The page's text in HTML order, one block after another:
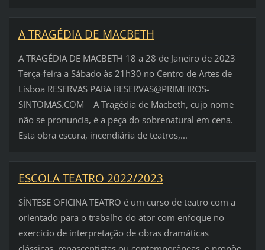
A TRAGÉDIA DE MACBETH
A TRAGÉDIA DE MACBETH 18 a 28 de Janeiro de 2023
Terça-feira a Sábado às 21h30 no Centro de Artes de
Lisboa RESERVAS PARA RESERVAS@PRIMEIROS-
SINTOMAS.COM A Tragédia de Macbeth, cujo nome
não se pronuncia, é a peça do sobrenatural em cena.
Esta obra escura, incendiária de teatros,...
ESCOLA TEATRO 2022/2023
SÍNTESE OFICINA TEATRO é um curso de teatro com a
orientado para o trabalho do ator com enfoque no
exercício de interpretação de obras dramáticas